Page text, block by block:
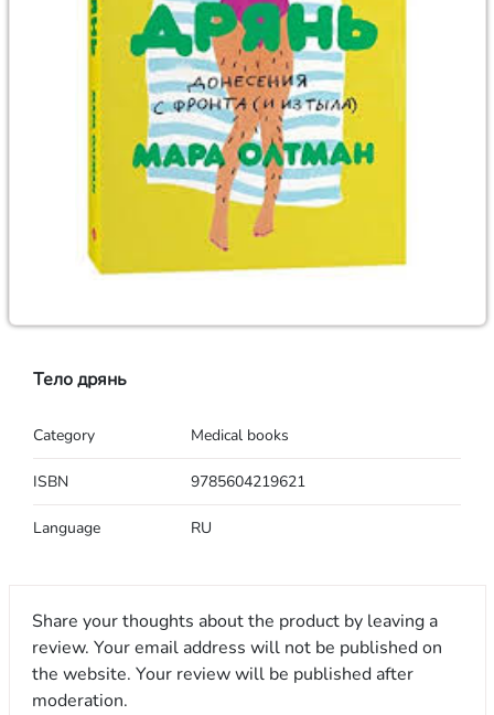
Тело дрянь
Category Medical books
ISBN 9785604219621
Language RU
Share your thoughts about the product by leaving a
review. Your email address will not be published on
the website. Your review will be published after
moderation.